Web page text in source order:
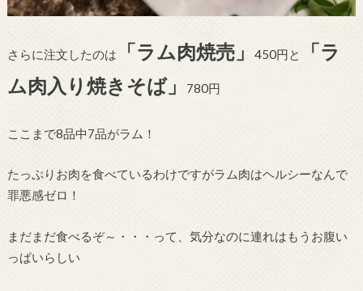
さらに注文したのは 「ラム肉焼売」 450円と
「ラ
ム肉入り焼きそば」
780円
ここまで8品中7品がラム！
たっぷりお肉を食べているわけですがラム肉はヘルシーなんで
罪悪感ゼロ！
まだまだ食べるぞ～・・・って、気分なのに連れはもうお腹い
っぱいらしい